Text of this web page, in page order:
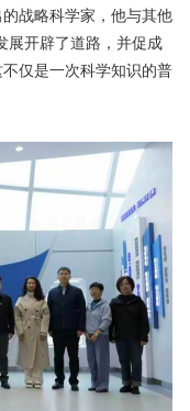
战略科学家，他与其他
展开辟了道路，并促成
仅是一次科学知识的普